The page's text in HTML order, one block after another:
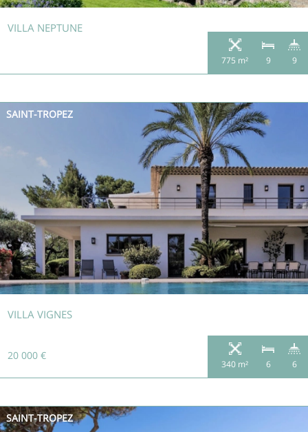
VILLA NEPTUNE
775 m² 9 9
SAINT-TROPEZ
VILLA VIGNES
20 000 €
340 m² 6 6
SAINT-TROPEZ